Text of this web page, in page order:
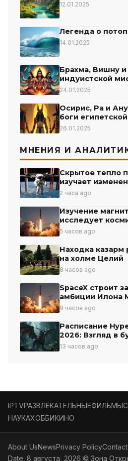
12.01.2025
Легенда о
14.01.2025
Брахма, Вишну и
индуистской
24.01.2025
Осирис, Ра и
боги
26.01.2025
МНЕНИЯ И
Скрытое тепло
изучает
2 часа ago
Изучение
исследует
5 часов ago
Находка
на холме Целий
8 часов ago
SpaceX строит
амбиции Илона
9 часов ago
Расписание
2026: Взгляд в
13 часов ago
IPTVРАЗВЛЕКАТЕЛЬНЫЕФИЛЬМЫ
НАУКАХОББИКИНО
About UsNewsPrivacy PolicyContact
Date: 8 августа, 2026 © Зона